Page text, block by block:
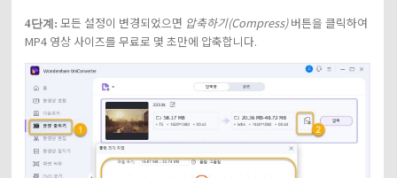
4단계: 모든 설정이 변경되었으면 압축하기(Compress)버튼을 클릭하여
MP4 영상 사이즈를 무료로 몇 초만에 압축합니다.